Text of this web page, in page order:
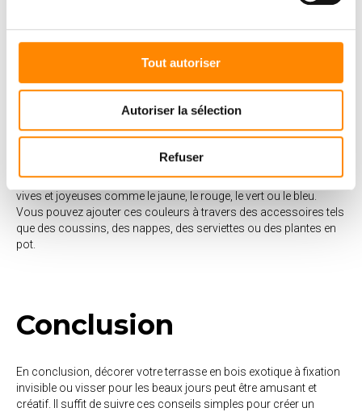
Tout autoriser
Autoriser la sélection
Refuser
line Villa Marinna à Cannes
4. Jouez avec les couleurs
Les couleurs peuvent avoir un impact énorme sur l’apparence de
votre terrasse. Pour une ambiance estivale, ajoutez des couleurs
vives et joyeuses comme le jaune, le rouge, le vert ou le bleu.
Vous pouvez ajouter ces couleurs à travers des accessoires tels
que des coussins, des nappes, des serviettes ou des plantes en
pot.
Conclusion
En conclusion, décorer votre terrasse en bois exotique à fixation
invisible ou visser pour les beaux jours peut être amusant et
créatif. Il suffit de suivre ces conseils simples pour créer un